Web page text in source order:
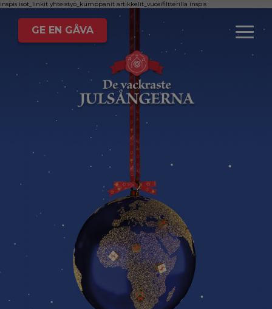
GE EN GÅVA
inspis isot_linkit yhteistyo_kumppanit artikkelit_vuosifiltterilla inspis